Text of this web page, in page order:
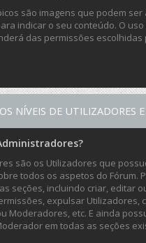
são imagens que podem ser
indicar o seu conteúdo. O
das permissões
NÍVEIS DE UTILIZADORES
são os Utilizadores que
todos os aspetos do Fórum.
seções, incluindo criar, editar
expulsar Utilizadores,
Moderadores, etc. E ainda
em todas as seções